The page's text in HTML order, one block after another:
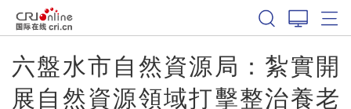
六盤水市自然資源局：紮實開
展自然資源領域打擊整治養老